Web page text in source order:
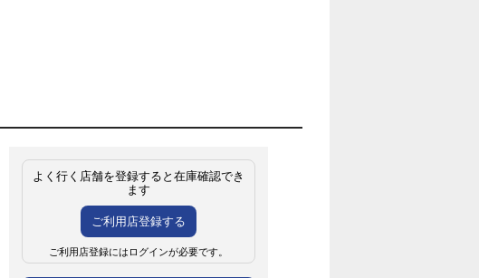
よく行く店舗を登録すると在庫確認でき
ます
ご利用店登録する
ご利用店登録にはログインが必要です。